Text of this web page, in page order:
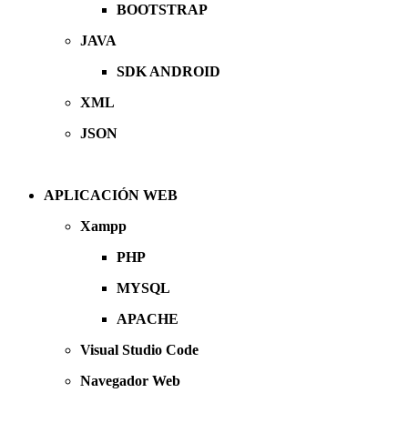
BOOTSTRAP
JAVA
SDK ANDROID
XML
JSON
APLICACIÓN WEB
Xampp
PHP
MYSQL
APACHE
Visual Studio Code
Navegador Web